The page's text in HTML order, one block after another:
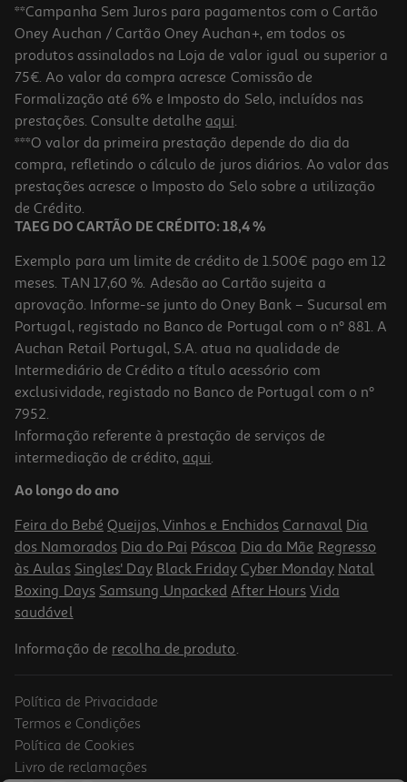
4.7
Molas Neolar Plásticas 25 Unidades
1.89 €/un
1,89 €
Corda Para Estendal Fapil Nylon 15m
2.99 €/un
2,99 €
**Campanha Sem Juros para pagamentos com o Cartão
Oney Auchan / Cartão Oney Auchan+, em todos os
produtos assinalados na Loja de valor igual ou superior a
75€. Ao valor da compra acresce Comissão de
Formalização até 6% e Imposto do Selo, incluídos nas
prestações. Consulte detalhe aqui.
***O valor da primeira prestação depende do dia da
compra, refletindo o cálculo de juros diários. Ao valor das
prestações acresce o Imposto do Selo sobre a utilização
de Crédito.
TAEG DO CARTÃO DE CRÉDITO: 18,4 %
Exemplo para um limite de crédito de 1.500€ pago em 12
meses. TAN 17,60 %. Adesão ao Cartão sujeita a
aprovação. Informe-se junto do Oney Bank – Sucursal em
Portugal, registado no Banco de Portugal com o nº 881. A
Auchan Retail Portugal, S.A. atua na qualidade de
Intermediário de Crédito a título acessório com
exclusividade, registado no Banco de Portugal com o nº
7952.
Informação referente à prestação de serviços de
intermediação de crédito, aqui.
Ao longo do ano
Feira do Bebé Queijos, Vinhos e Enchidos Carnaval Dia
dos Namorados Dia do Pai Páscoa Dia da Mãe Regresso
às Aulas Singles' Day Black Friday Cyber Monday Natal
Boxing Days Samsung Unpacked After Hours Vida
saudável
Informação de recolha de produto.
Política de Privacidade
Termos e Condições
Política de Cookies
Livro de reclamações